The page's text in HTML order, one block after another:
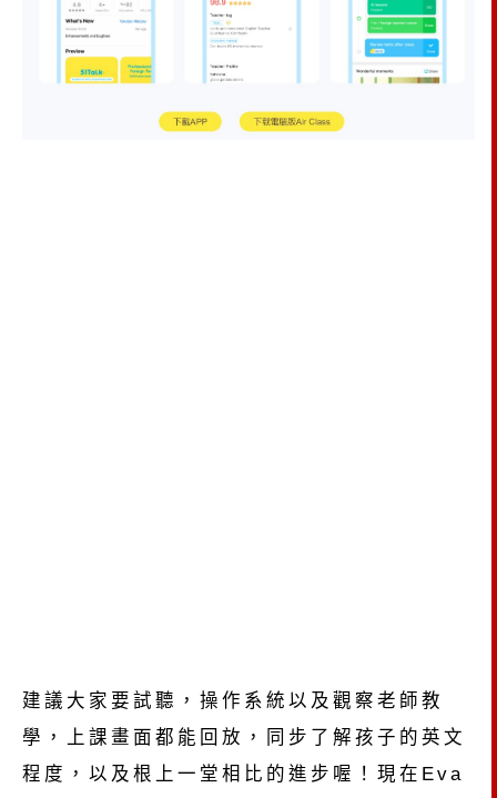
建議大家要試聽，操作系統以及觀察老師教
學，上課畫面都能回放，同步了解孩子的英文
程度，以及根上一堂相比的進步喔！ 現在Eva